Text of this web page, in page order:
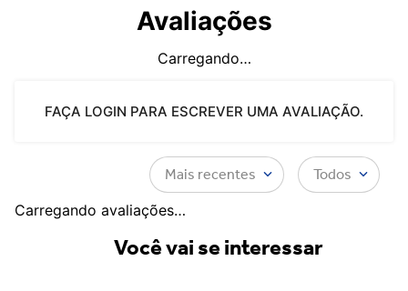
Avaliações
Carregando…
FAÇA LOGIN PARA ESCREVER UMA AVALIAÇÃO.
Mais recentes Todos
Carregando avaliações…
Você vai se interessar